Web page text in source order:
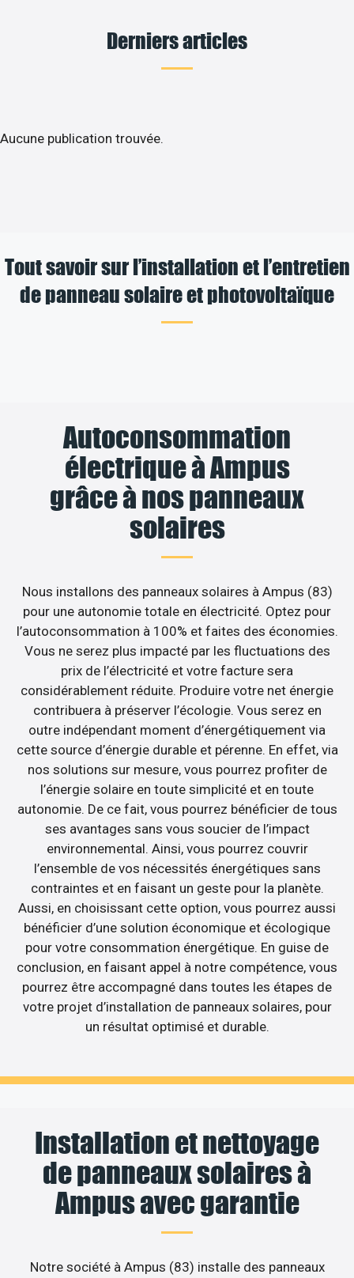
Derniers articles
Aucune publication trouvée.
Tout savoir sur l’installation et l’entretien
de panneau solaire et photovoltaïque
Autoconsommation
électrique à Ampus
grâce à nos panneaux
solaires
Nous installons des panneaux solaires à Ampus (83)
pour une autonomie totale en électricité. Optez pour
l’autoconsommation à 100% et faites des économies.
Vous ne serez plus impacté par les fluctuations des
prix de l’électricité et votre facture sera
considérablement réduite. Produire votre net énergie
contribuera à préserver l’écologie. Vous serez en
outre indépendant moment d’énergétiquement via
cette source d’énergie durable et pérenne. En effet, via
nos solutions sur mesure, vous pourrez profiter de
l’énergie solaire en toute simplicité et en toute
autonomie. De ce fait, vous pourrez bénéficier de tous
ses avantages sans vous soucier de l’impact
environnemental. Ainsi, vous pourrez couvrir
l’ensemble de vos nécessités énergétiques sans
contraintes et en faisant un geste pour la planète.
Aussi, en choisissant cette option, vous pourrez aussi
bénéficier d’une solution économique et écologique
pour votre consommation énergétique. En guise de
conclusion, en faisant appel à notre compétence, vous
pourrez être accompagné dans toutes les étapes de
votre projet d’installation de panneaux solaires, pour
un résultat optimisé et durable.
Installation et nettoyage
de panneaux solaires à
Ampus avec garantie
Notre société à Ampus (83) installe des panneaux